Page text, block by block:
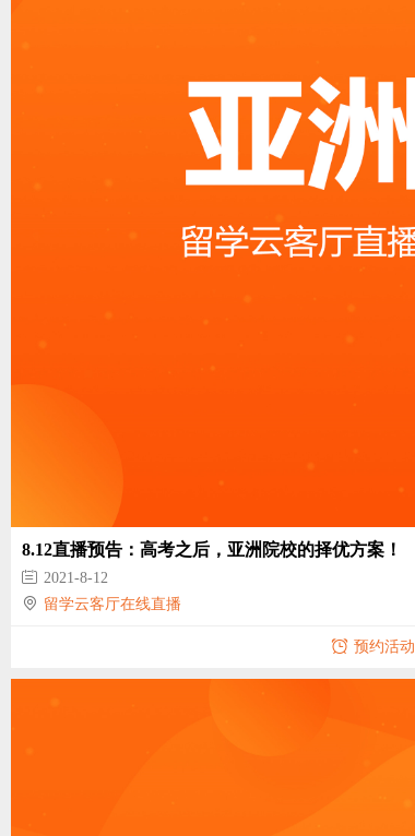
8.12直播预告：高考之后，亚洲院校的择优方案！
2021-8-12
留学云客厅在线直播
预约活动